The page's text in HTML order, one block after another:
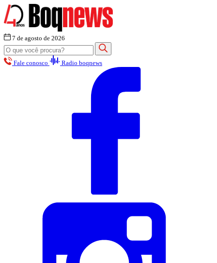
7 de agosto de 2026
Fale conosco Radio boqnews